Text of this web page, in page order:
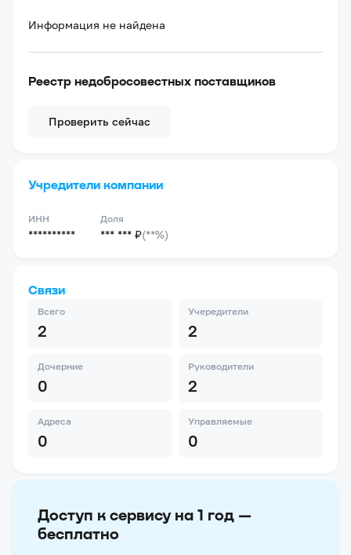
Информация не найдена
Реестр недобросовестных поставщиков
Проверить сейчас
Учредители компании
ИНН
**********
Доля
*** *** ₽(**%)
Связи
Всего
2
Учередители
2
Дочерние
0
Руководители
2
Адреса
0
Управляемые
0
Доступ к сервису на 1 год —
бесплатно